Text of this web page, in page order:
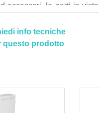
accessori, le parti in vista
polvere, il trasporto delle
i corrispettivi per diritti di
a regola d’arte.
info tecniche
questo prodotto